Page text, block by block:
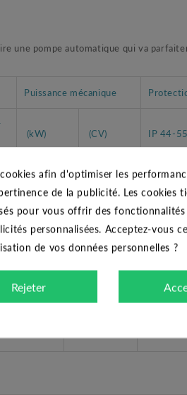
pompe automatique qui va
Puissance mécanique
(kW) (CV) IP 44-55
afin d'optimiser les
de la publicité. Les cookies
pour vous offrir des fonctionnalités
personnalisées. Acceptez-vous
de vos données personnelles ?
Rejeter